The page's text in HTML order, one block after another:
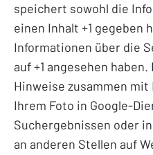
speichert sowohl die
einen Inhalt +1 gegeben
Informationen über die
auf +1 angesehen haben.
Hinweise zusammen
Ihrem Foto in Google-
Suchergebnissen oder
an anderen Stellen auf